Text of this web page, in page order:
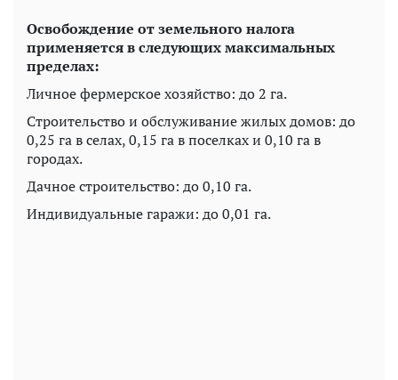
Освобождение от земельного налога
применяется в следующих максимальных
пределах:
Личное фермерское хозяйство: до 2 га.
Строительство и обслуживание жилых домов: до
0,25 га в селах, 0,15 га в поселках и 0,10 га в
городах.
Дачное строительство: до 0,10 га.
Индивидуальные гаражи: до 0,01 га.